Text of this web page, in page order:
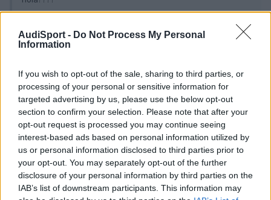
AudiSport - Do Not Process My Personal
Information
If you wish to opt-out of the sale, sharing to third parties, or
processing of your personal or sensitive information for
targeted advertising by us, please use the below opt-out
section to confirm your selection. Please note that after your
opt-out request is processed you may continue seeing
interest-based ads based on personal information utilized by
us or personal information disclosed to third parties prior to
your opt-out. You may separately opt-out of the further
disclosure of your personal information by third parties on the
IAB’s list of downstream participants. This information may
Este.....perdona, eh pero no se entiende o al menos yo
no entiendo lo que realmente pides, repasate antes el texto y
Responder
El Lolo
Publicado31 de Marzo del 2019